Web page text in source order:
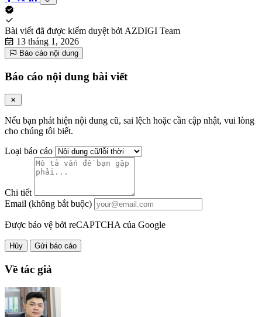
Bài viết đã được kiểm duyệt bởi AZDIGI Team
13 tháng 1, 2026
Báo cáo nội dung
Báo cáo nội dung bài viết
Nếu bạn phát hiện nội dung cũ, sai lệch hoặc cần cập nhật, vui lòng
cho chúng tôi biết.
Loại báo cáo
Chi tiết
Email (không bắt buộc)
Được bảo vệ bởi reCAPTCHA của Google
Hủy Gửi báo cáo
Về tác giả